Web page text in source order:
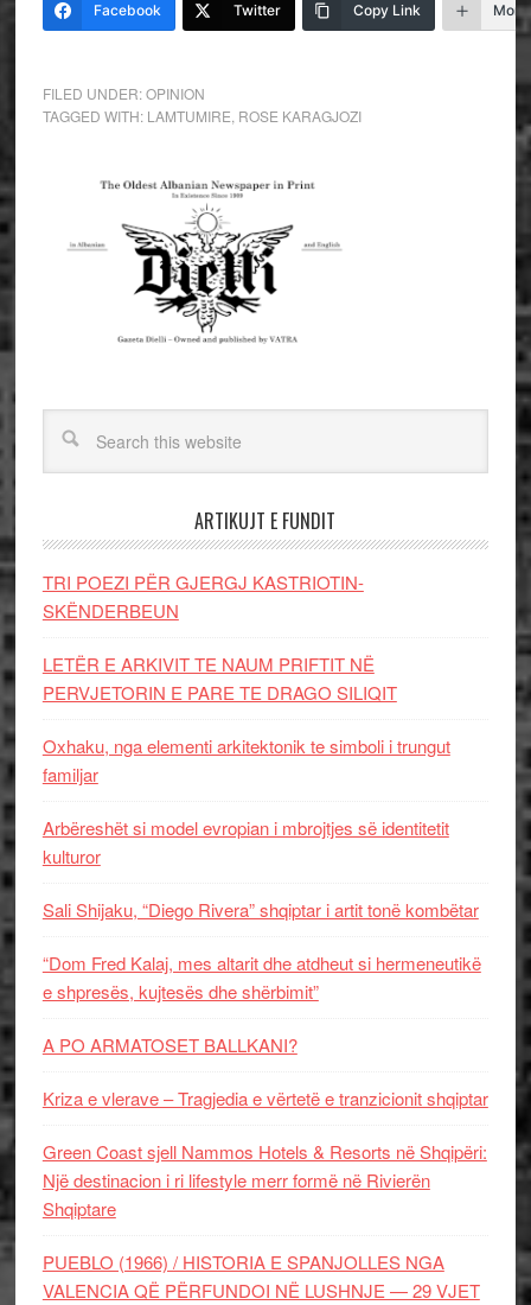
Facebook Twitter Copy Link More
FILED UNDER:OPINION
TAGGED WITH: LAMTUMIRE ROSE KARAGJOZI
ARTIKUJT E FUNDIT
TRI POEZI PËR GJERGJ KASTRIOTIN-
SKËNDERBEUN
LETËR E ARKIVIT TE NAUM PRIFTIT NË
PERVJETORIN E PARE TE DRAGO SILIQIT
Oxhaku, nga elementi arkitektonik te simboli i trungut
familjar
Arbëreshët si model evropian i mbrojtjes së identitetit
kulturor
Sali Shijaku, “Diego Rivera” shqiptar i artit tonë kombëtar
“Dom Fred Kalaj, mes altarit dhe atdheut si hermeneutikë
e shpresës, kujtesës dhe shërbimit”
A PO ARMATOSET BALLKANI?
Kriza e vlerave – Tragjedia e vërtetë e tranzicionit shqiptar
Green Coast sjell Nammos Hotels & Resorts në Shqipëri:
Një destinacion i ri lifestyle merr formë në Rivierën
Shqiptare
PUEBLO (1966) / HISTORIA E SPANJOLLES NGA
VALENCIA QË PËRFUNDOI NË LUSHNJE — 29 VJET